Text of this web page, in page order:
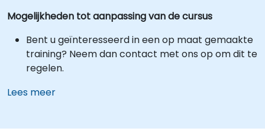
Mogelijkheden tot aanpassing van de cursus
Bent u geïnteresseerd in een op maat gemaakte
training? Neem dan contact met ons op om dit te
regelen.
Lees meer